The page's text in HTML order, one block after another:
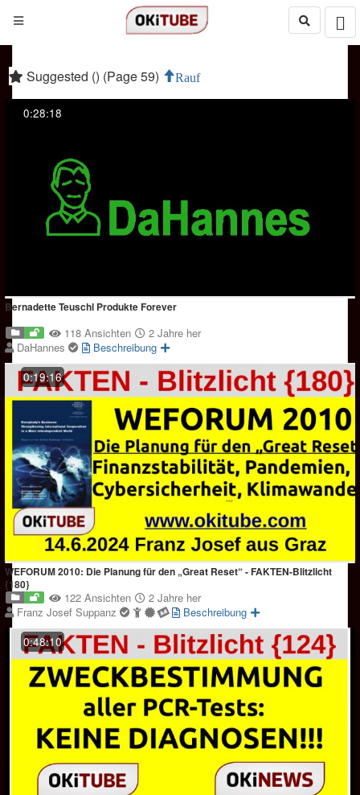
Suggested () (Page 59) Rauf
0:28:18
Bernadette Teuschl Produkte Forever
118 Ansichten
2 Jahre her
DaHannes
Beschreibung
0:19:16
WEFORUM 2010: Die Planung für den „Great Reset“ - FAKTEN-Blitzlicht
{180}
122 Ansichten
2 Jahre her
Franz Josef Suppanz
Beschreibung
0:48:10